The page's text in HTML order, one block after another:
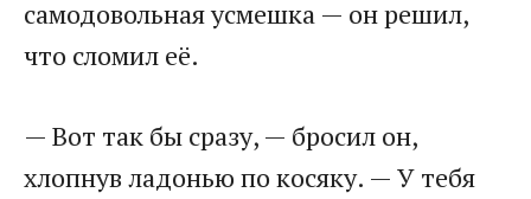
самодовольная усмешка — он решил,
что сломил её.
— Вот так бы сразу, — бросил он,
хлопнув ладонью по косяку. — У тебя